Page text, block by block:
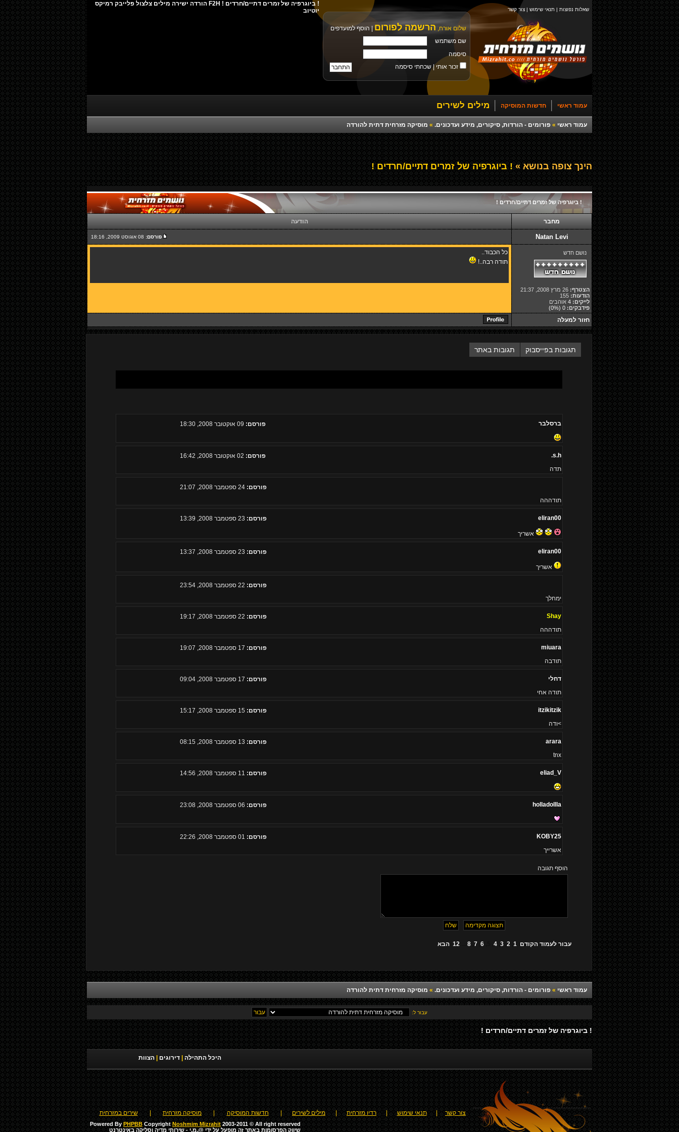
שאלות נפוצות | תנאי שימוש | צור קשר
שלום אורח, הרשמה לפורום
הוסף למועדפים
שם משתמש
סיסמה
זכור אותי |שכחתי סיסמה
! ביוגרפיה של זמרים דתיים/חרדים ! F2H הורדה ישירה מילים צלצול פלייבק רמיקס
יוטיוב
עמוד ראשי חדשות המוסיקה מילים לשירים
עמוד ראשי » פורומים - הורדות, סיקורים, מידע ועדכונים. » מוסיקה מזרחית דתית להורדה
הינך צופה בנושא » ! ביוגרפיה של זמרים דתיים/חרדים !
! ביוגרפיה של זמרים דתיים/חרדים !
מחבר הודעה
Natan Levi פורסם:
נושם חדש
הצטרף:
הודעות:
לייקים: 4 אוהבים
פידבקים: 0
(0%)
כל הכבוד..
תודה רבה..!
חזור למעלה
תגובות בפייסבוק תגובות באתר
ברסלבר פורסם:
s.h. פורסם:
תדה
פורסם: 24 ספטמבר 2008, 21:07
תודההה
eliran00 פורסם:
אשריך
eliran00 פורסם:
אשריך
פורסם:
ימחלך
Shay פורסם:
תודההה
miuara פורסם:
תודבה
דחלי פורסם:
תודה אחי
itzikitzik פורסם:
>ודה
arara פורסם:
tnx
eliad_V פורסם:
holladollla פורסם:
KOBY25 פורסם:
אשרייך
הוסף תגובה
עבור לעמוד הקודם 1
2
3
4
6
7
8
12 הבא
עמוד ראשי » פורומים - הורדות, סיקורים, מידע ועדכונים. » מוסיקה מזרחית דתית להורדה
עבור ל:
! ביוגרפיה של זמרים דתיים/חרדים !
היכל התהילה דירוגים הצוות
צור קשר תנאי שימוש רדיו מזרחית מילים לשירים חדשות המוסיקה מוסיקה מזרחית שירים במזרחית
Powered By PHPBB Copyright Noshmim Mizrahit 2003-2011 © All right reserved
שיווק הפרסומות באתר זה מופעל על ידי @.מ.י - שירותי מדיה וסליקה באינטרנט